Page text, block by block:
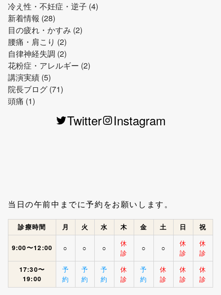
冷え性・不妊症・逆子 (4)
新着情報 (28)
目の疲れ・かすみ (2)
腰痛・肩こり (2)
自律神経失調 (2)
花粉症・アレルギー (2)
講演実績 (5)
院長ブログ (71)
頭痛 (1)
Twitter Instagram
当日の午前中までに予約をお願いします。
診療時間 月 火 水 木 金 土 日 祝
9:00〜12:00 ○ ○ ○
休
診
○ ○
休
診
休
診
17:30〜
19:00
予
約
予
約
予
約
休
診
予
約
休
診
休
診
休
診